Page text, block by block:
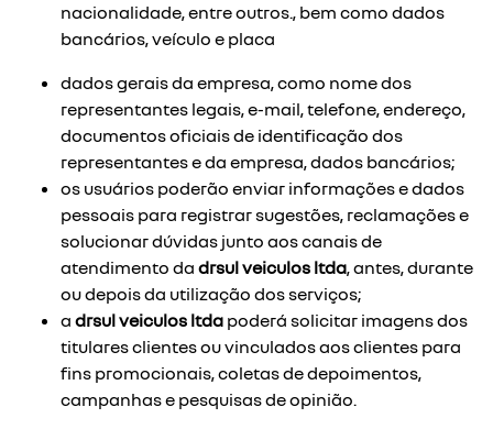
nacionalidade, entre outros., bem como dados
bancários, veículo e placa
dados gerais da empresa, como nome dos
representantes legais, e-mail, telefone, endereço,
documentos oficiais de identificação dos
representantes e da empresa, dados bancários;
os usuários poderão enviar informações e dados
pessoais para registrar sugestões, reclamações e
solucionar dúvidas junto aos canais de
atendimento da drsul veiculos ltda, antes, durante
ou depois da utilização dos serviços;
a drsul veiculos ltda poderá solicitar imagens dos
titulares clientes ou vinculados aos clientes para
fins promocionais, coletas de depoimentos,
campanhas e pesquisas de opinião.